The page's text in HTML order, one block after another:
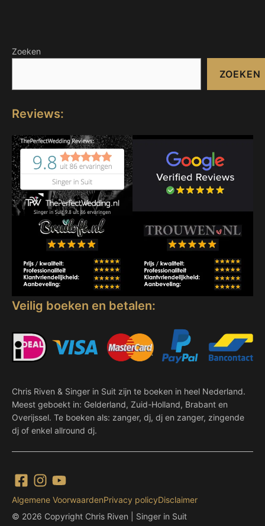
Zoeken
ZOEKEN
Reviews:
Veilig boeken en betalen:
Chris Riven & Singer in Suit zijn te boeken in heel Nederland.
Meest geboekt in: Gelderland, Zuid-Holland, Brabant en
Overijssel. Te boeken als: zanger, dj, dj en zanger, zingende
dj of enkel allround dj.
© 2026 Copyright Chris Riven | Singer in Suit
Algemene VoorwaardenPrivacy policyDisclaimer